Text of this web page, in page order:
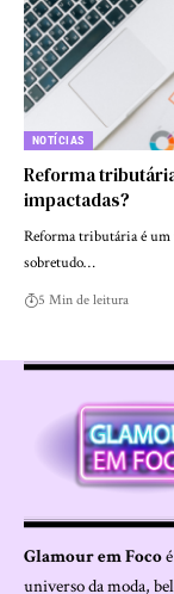
NOTÍCIAS
Reforma
impactadas?
Reforma tributária é um
sobretudo…
5 Min de leitura
Glamour em Foco
universo da moda,